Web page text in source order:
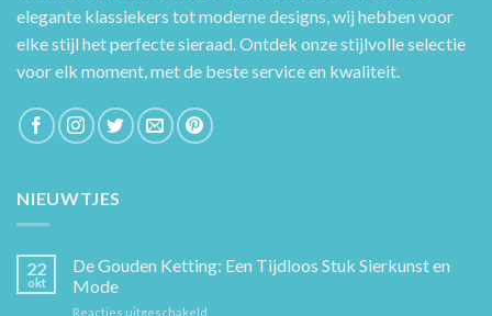
elegante klassiekers tot moderne designs, wij hebben voor
elke stijl het perfecte sieraad. Ontdek onze stijlvolle selectie
voor elk moment, met de beste service en kwaliteit.
NIEUWTJES
22
okt
De Gouden Ketting: Een Tijdloos Stuk Sierkunst en
Mode
Reacties uitgeschakeld